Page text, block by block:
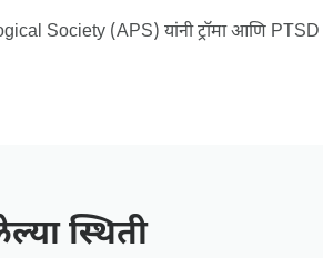
Society (APS) यांनी ट्रॉमा आणि PTSD
स्थिती